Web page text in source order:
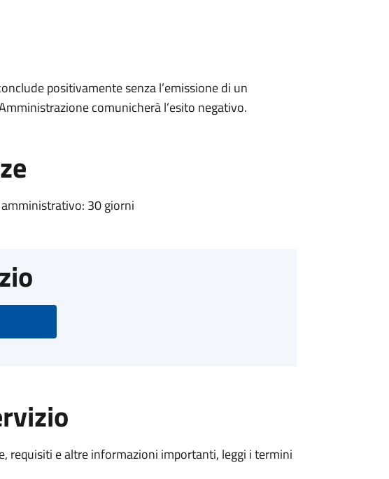
positivamente senza l’emissione di un
comunicherà l’esito negativo.
30 giorni
requisiti e altre informazioni importanti, leggi i termini